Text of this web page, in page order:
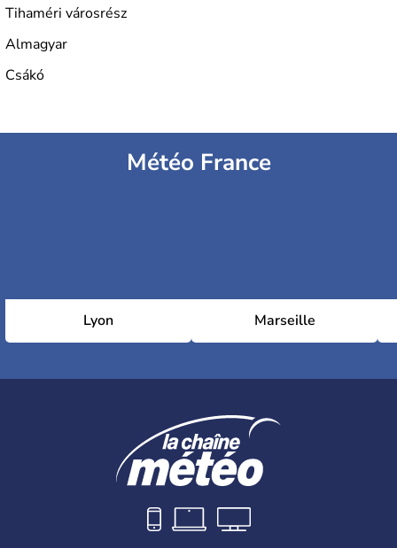
Tihaméri városrész
Almagyar
Csákó
Météo France
Lyon Marseille